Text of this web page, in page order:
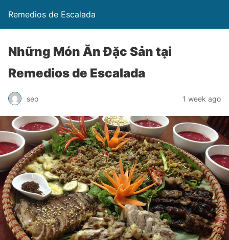
Remedios de Escalada
Những Món Ăn Đặc Sản tại
Remedios de Escalada
seo 1 week ago